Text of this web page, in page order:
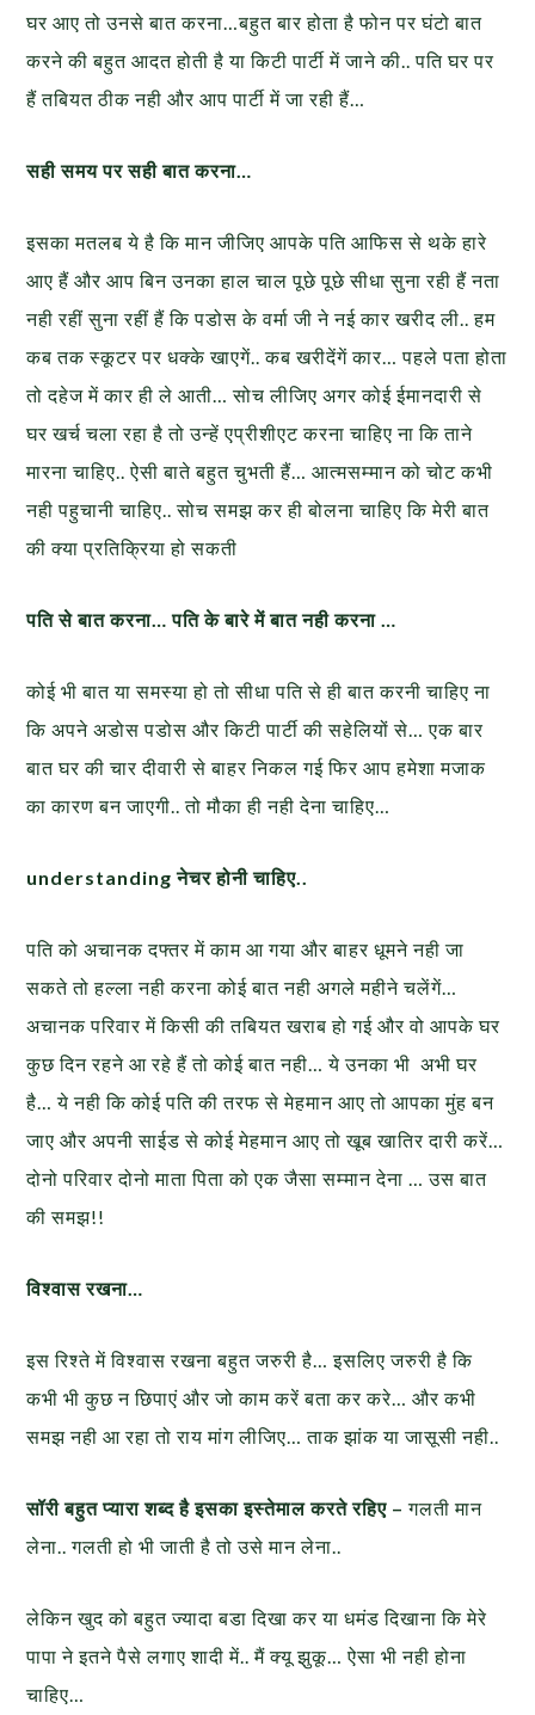
घर आए तो उनसे बात करना…बहुत बार होता है फोन पर घंटो बात
करने की बहुत आदत होती है या किटी पार्टी में जाने की.. पति घर पर
हैं तबियत ठीक नही और आप पार्टी में जा रही हैं…
सही समय पर सही बात करना…
इसका मतलब ये है कि मान जीजिए आपके पति आफिस से थके हारे
आए हैं और आप बिन उनका हाल चाल पूछे पूछे सीधा सुना रही हैं नता
नही रहीं सुना रहीं हैं कि पडोस के वर्मा जी ने नई कार खरीद ली.. हम
कब तक स्कूटर पर धक्के खाएगें.. कब खरीदेंगें कार… पहले पता होता
तो दहेज में कार ही ले आती… सोच लीजिए अगर कोई ईमानदारी से
घर खर्च चला रहा है तो उन्हें एप्रीशीएट करना चाहिए ना कि ताने
मारना चाहिए.. ऐसी बाते बहुत चुभती हैं… आत्मसम्मान को चोट कभी
नही पहुचानी चाहिए.. सोच समझ कर ही बोलना चाहिए कि मेरी बात
की क्या प्रतिक्रिया हो सकती
पति से बात करना… पति के बारे में बात नही करना …
कोई भी बात या समस्या हो तो सीधा पति से ही बात करनी चाहिए ना
कि अपने अडोस पडोस और किटी पार्टी की सहेलियों से… एक बार
बात घर की चार दीवारी से बाहर निकल गई फिर आप हमेशा मजाक
का कारण बन जाएगी.. तो मौका ही नही देना चाहिए…
understanding नेचर होनी चाहिए..
पति को अचानक दफ्तर में काम आ गया और बाहर धूमने नही जा
सकते तो हल्ला नही करना कोई बात नही अगले महीने चलेंगें…
अचानक परिवार में किसी की तबियत खराब हो गई और वो आपके घर
कुछ दिन रहने आ रहे हैं तो कोई बात नही… ये उनका भी अभी घर
है… ये नही कि कोई पति की तरफ से मेहमान आए तो आपका मुंह बन
जाए और अपनी साईड से कोई मेहमान आए तो खूब खातिर दारी करें…
दोनो परिवार दोनो माता पिता को एक जैसा सम्मान देना … उस बात
की समझ!!
विश्वास रखना…
इस रिश्ते में विश्वास रखना बहुत जरुरी है… इसलिए जरुरी है कि
कभी भी कुछ न छिपाएं और जो काम करें बता कर करे… और कभी
समझ नही आ रहा तो राय मांग लीजिए… ताक झांक या जासूसी नही..
सॉरी बहुत प्यारा शब्द है इसका इस्तेमाल करते रहिए –गलती मान
लेना.. गलती हो भी जाती है तो उसे मान लेना..
लेकिन खुद को बहुत ज्यादा बडा दिखा कर या धमंड दिखाना कि मेरे
पापा ने इतने पैसे लगाए शादी में.. मैं क्यू झुकू… ऐसा भी नही होना
चाहिए…